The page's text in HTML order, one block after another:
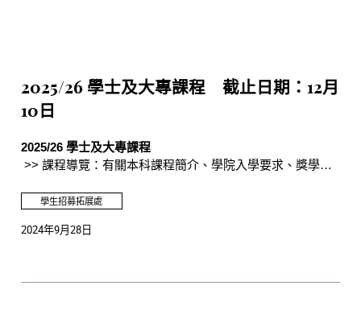
2025/26 學士及大專課程 截止日期：12月
10日
2025/26 學士及大專課程
>> 課程導覽：有關本科課程簡介、學院入學要求、獎學金
學生招募拓展處
2024年9月28日